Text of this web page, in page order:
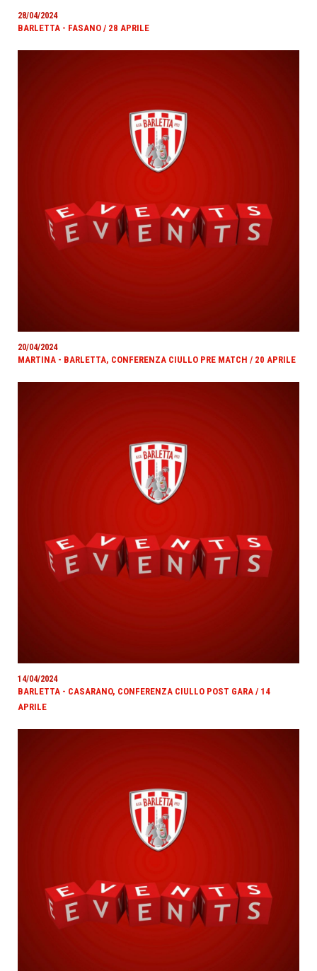
28/04/2024
BARLETTA - FASANO / 28 APRILE
20/04/2024
MARTINA - BARLETTA, CONFERENZA CIULLO PRE MATCH / 20 APRILE
14/04/2024
BARLETTA - CASARANO, CONFERENZA CIULLO POST GARA / 14
APRILE